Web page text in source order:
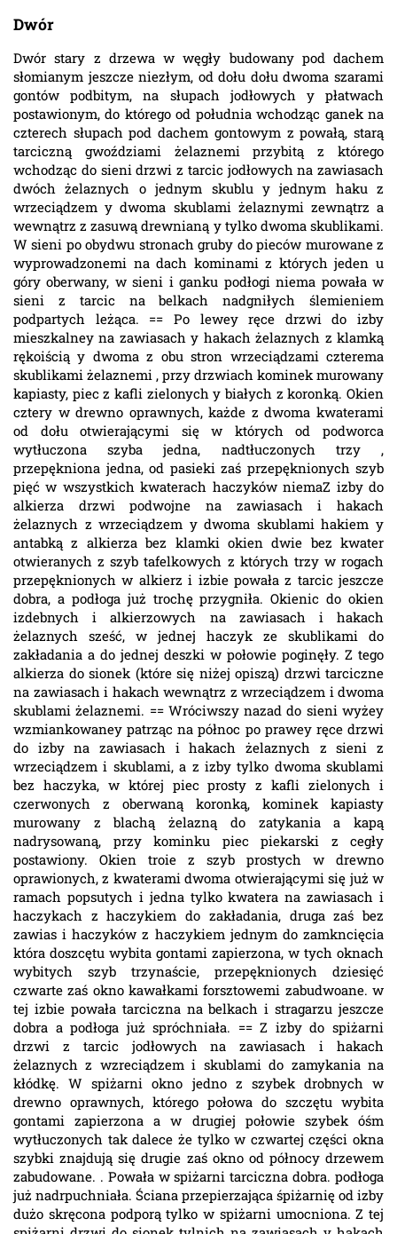
Dwór
Dwór stary z drzewa w węgły budowany pod dachem
słomianym jeszcze niezłym, od dołu dołu dwoma szarami
gontów podbitym, na słupach jodłowych y płatwach
postawionym, do którego od południa wchodząc ganek na
czterech słupach pod dachem gontowym z powałą, starą
tarciczną gwoździami żelaznemi przybitą z którego
wchodząc do sieni drzwi z tarcic jodłowych na zawiasach
dwóch żelaznych o jednym skublu y jednym haku z
wrzeciądzem y dwoma skublami żelaznymi zewnątrz a
wewnątrz z zasuwą drewnianą y tylko dwoma skublikami.
W sieni po obydwu stronach gruby do pieców murowane z
wyprowadzonemi na dach kominami z których jeden u
góry oberwany, w sieni i ganku podłogi niema powała w
sieni z tarcic na belkach nadgniłych ślemieniem
podpartych leżąca. == Po lewey ręce drzwi do izby
mieszkalney na zawiasach y hakach żelaznych z klamką
rękoiścią y dwoma z obu stron wrzeciądzami czterema
skublikami żelaznemi , przy drzwiach kominek murowany
kapiasty, piec z kafli zielonych y białych z koronką. Okien
cztery w drewno oprawnych, każde z dwoma kwaterami
od dołu otwierającymi się w których od podworca
wytłuczona szyba jedna, nadtłuczonych trzy ,
przepękniona jedna, od pasieki zaś przepęknionych szyb
pięć w wszystkich kwaterach haczyków niemaZ izby do
alkierza drzwi podwojne na zawiasach i hakach
żelaznych z wrzeciądzem y dwoma skublami hakiem y
antabką z alkierza bez klamki okien dwie bez kwater
otwieranych z szyb tafelkowych z których trzy w rogach
przepęknionych w alkierz i izbie powała z tarcic jeszcze
dobra, a podłoga już trochę przygniła. Okienic do okien
izdebnych i alkierzowych na zawiasach i hakach
żelaznych sześć, w jednej haczyk ze skublikami do
zakładania a do jednej deszki w połowie poginęły. Z tego
alkierza do sionek (które się niżej opiszą) drzwi tarciczne
na zawiasach i hakach wewnątrz z wrzeciądzem i dwoma
skublami żelaznemi. == Wróciwszy nazad do sieni wyżey
wzmiankowaney patrząc na północ po prawey ręce drzwi
do izby na zawiasach i hakach żelaznych z sieni z
wrzeciądzem i skublami, a z izby tylko dwoma skublami
bez haczyka, w której piec prosty z kafli zielonych i
czerwonych z oberwaną koronką, kominek kapiasty
murowany z blachą żelazną do zatykania a kapą
nadrysowaną, przy kominku piec piekarski z cegły
postawiony. Okien troie z szyb prostych w drewno
oprawionych, z kwaterami dwoma otwierającymi się już w
ramach popsutych i jedna tylko kwatera na zawiasach i
haczykach z haczykiem do zakładania, druga zaś bez
zawias i haczyków z haczykiem jednym do zamkncięcia
która doszcętu wybita gontami zapierzona, w tych oknach
wybitych szyb trzynaście, przepęknionych dziesięć
czwarte zaś okno kawałkami forsztowemi zabudwoane. w
tej izbie powała tarciczna na belkach i stragarzu jeszcze
dobra a podłoga już spróchniała. == Z izby do spiżarni
drzwi z tarcic jodłowych na zawiasach i hakach
żelaznych z wzreciądzem i skublami do zamykania na
kłódkę. W spiżarni okno jedno z szybek drobnych w
drewno oprawnych, którego połowa do szczętu wybita
gontami zapierzona a w drugiej połowie szybek óśm
wytłuczonych tak dalece że tylko w czwartej części okna
szybki znajdują się drugie zaś okno od północy drzewem
zabudowane. . Powała w spiżarni tarciczna dobra. podłoga
już nadrpuchniała. Ściana przepierzająca śpiżarnię od izby
dużo skręcona podporą tylko w spiżarni umocniona. Z tej